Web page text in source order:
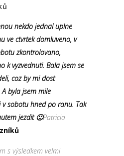
nekdo jednal uplne
ve ctvrtek domluveno, v
zkontrolovano,
k vyzvednuti. Bala jsem se
coz by mi dost
byla jsem mile
v sobotu hned po ranu. Tak
jezdit 🙂Patricia
s výsledkem velmi